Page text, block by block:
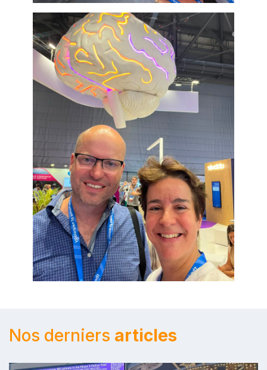
Nos derniers articles